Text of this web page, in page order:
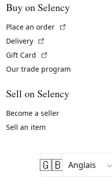
Buy on Selency
Place an order
Delivery
Gift Card
Our trade program
Sell on Selency
Become a seller
Sell an item
🇬🇧